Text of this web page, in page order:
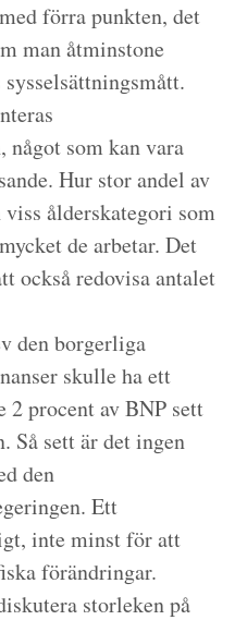
förra punkten, det
man åtminstone
något som kan vara
Hur stor andel av
ålderskategori som
de arbetar. Det
också redovisa antalet
den borgerliga
skulle ha ett
2 procent av BNP sett
Så sett är det ingen
den
Ett
inte minst för att
förändringar.
storleken på